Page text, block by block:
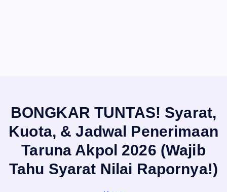
BONGKAR TUNTAS! Syarat,
Kuota, & Jadwal Penerimaan
Taruna Akpol 2026 (Wajib
Tahu Syarat Nilai Rapornya!)